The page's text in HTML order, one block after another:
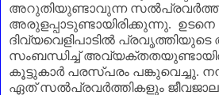
അറുതിയുണ്ടാവുന്ന
അരുളപ്പാടുണ്ടായിരിക്കുന്നു.
ദിവ്യവെളിപാടിൽ
സംബന്ധിച്ച്
കൂട്ടുകാർ പരസ്പരം പങ്കുവെച്ചു.
ഏത് സൽപ്രവർത്തികളും